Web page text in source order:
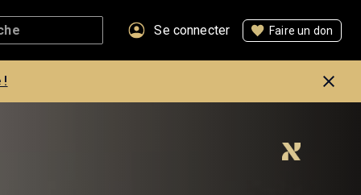
Se connecter Faire un don
!